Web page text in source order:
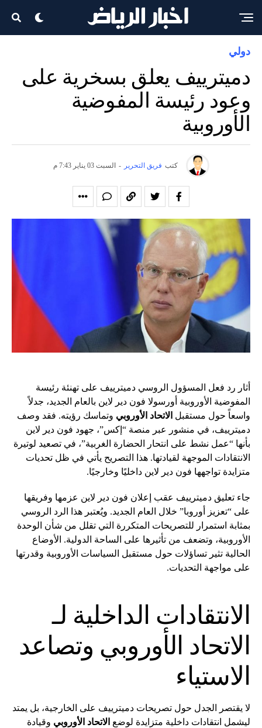
دولي
دميترييف يعلق بسخرية على
وعود رئيسة المفوضية
الأوروبية
كتب فريق التحرير - السبت 03 يناير 7:43 م
أثار رد فعل المسؤول الروسي دميترييف على تهنئة رئيسة
المفوضية الأوروبية أورسولا فون دير لاين بالعام الجديد، جدلاً
واسعاً حول مستقبل الاتحاد الأوروبي وتماسك رؤيته. فقد وصف
دميترييف، في منشور عبر منصة “إكس”، جهود فون دير لاين
بأنها “عمل نشط على انتحار الحضارة الغربية”، في تصعيد لوتيرة
الانتقادات الموجهة لقيادتها. هذا التصريح يأتي في ظل تحديات
متزايدة تواجهها فون دير لاين داخليًا وخارجيًا.
جاء تعليق دميترييف عقب إعلان فون دير لاين عزمها وفريقها
على “تعزيز أوروبا” خلال العام الجديد. ويُعتبر هذا الرد الروسي
بمثابة استمرار للتصريحات المتكررة التي تقلل من شأن الوحدة
الأوروبية، وتضعف من تأثيرها على الساحة الدولية. الأوضاع
الحالية تثير تساؤلات حول مستقبل السياسات الأوروبية وقدرتها
على مواجهة التحديات.
الانتقادات الداخلية لـ
الاتحاد الأوروبي وتصاعد
الاستياء
لا يقتصر الجدل حول تصريحات دميترييف على الخارجية، بل يمتد
ليشمل انتقادات داخلية متزايدة لوضع الاتحاد الأوروبي وقيادة